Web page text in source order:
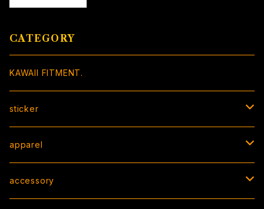
CATEGORY
KAWAII FITMENT.
sticker
BOX sticker
peeking sticker
apparel
T-shirt
accessory